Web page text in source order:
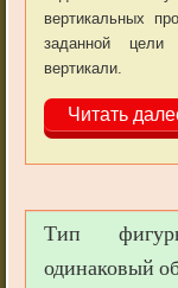
вертикальных
заданной цели
вертикали.
Читать
Тип
одинаковый